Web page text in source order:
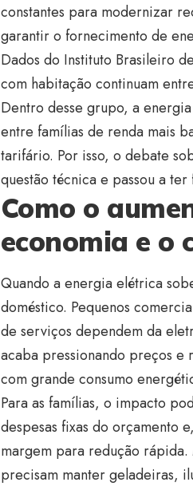
constantes para modernizar
garantir o fornecimento de
Dados do Instituto Brasileiro
com habitação continuam
Dentro desse grupo, a
entre famílias de renda mais
tarifário. Por isso, o debate
questão técnica e passou a
Como o
economia e o
Quando a energia elétrica
doméstico. Pequenos
de serviços dependem da
acaba pressionando preços e
com grande consumo
Para as famílias, o impacto
despesas fixas do orçamento
margem para redução rápida.
precisam manter geladeiras,